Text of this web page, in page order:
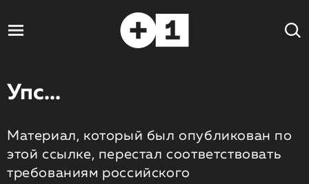
Упс...
Материал, который был опубликован по
этой ссылке, перестал соответствовать
требованиям российского